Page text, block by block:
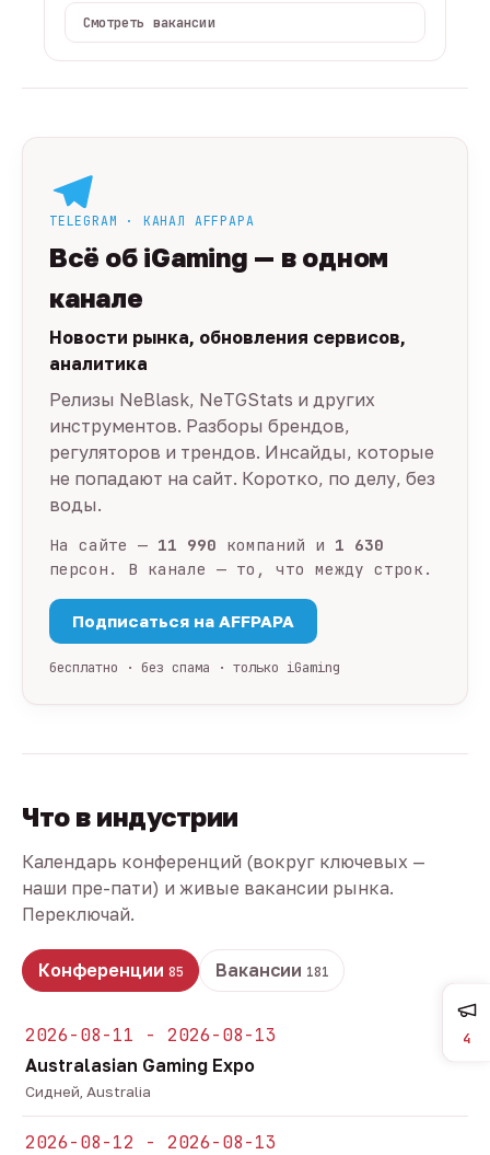
Смотреть вакансии
TELEGRAM · КАНАЛ AFFPAPA
Всё об iGaming — в одном
канале
Новости рынка, обновления сервисов,
аналитика
Релизы NeBlask, NeTGStats и других
инструментов. Разборы брендов,
регуляторов и трендов. Инсайды, которые
не попадают на сайт. Коротко, по делу, без
воды.
На сайте — 11 990 компаний и 1 630
персон. В канале — то, что между строк.
Подписаться на AFFPAPA
бесплатно · без спама · только iGaming
Что в индустрии
Календарь конференций (вокруг ключевых —
наши пре-пати) и живые вакансии рынка.
Переключай.
Конференции 85 Вакансии 181
2026-08-11 - 2026-08-13
Australasian Gaming Expo
Сидней, Australia
2026-08-12 - 2026-08-13
4